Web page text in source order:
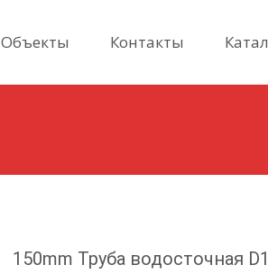
Объекты Контакты
150mm Труба водосточная